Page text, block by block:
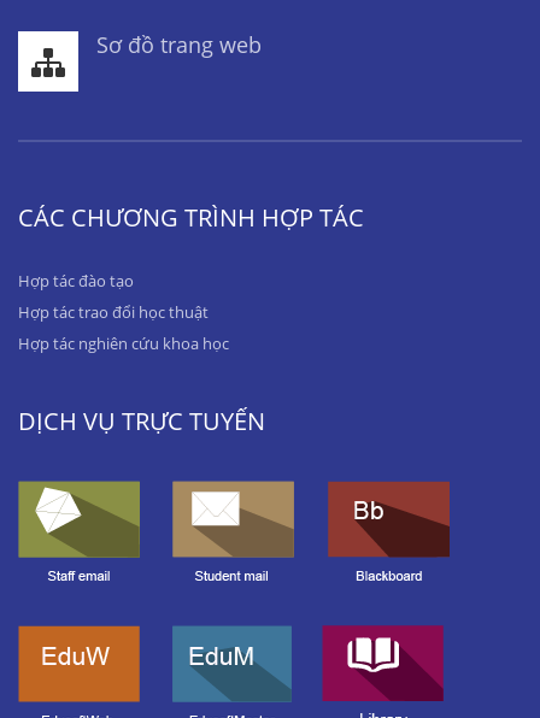
Sơ đồ trang web
CÁC CHƯƠNG TRÌNH HỢP TÁC
Hợp tác đào tạo
Hợp tác trao đổi học thuật
Hợp tác nghiên cứu khoa học
DỊCH VỤ TRỰC TUYẾN